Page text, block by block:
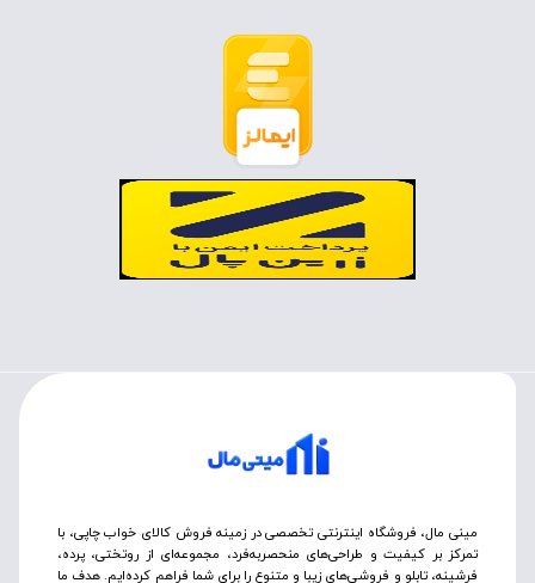
مینی مال، فروشگاه اینترنتی تخصصی در زمینه فروش کالای خواب چاپی، با
تمرکز بر کیفیت و طراحی‌های منحصربه‌فرد، مجموعه‌ای از روتختی‌، پرده،
فرشینه، تابلو و فروشی‌های زیبا و متنوع را برای شما فراهم کرده‌ایم. هدف ما